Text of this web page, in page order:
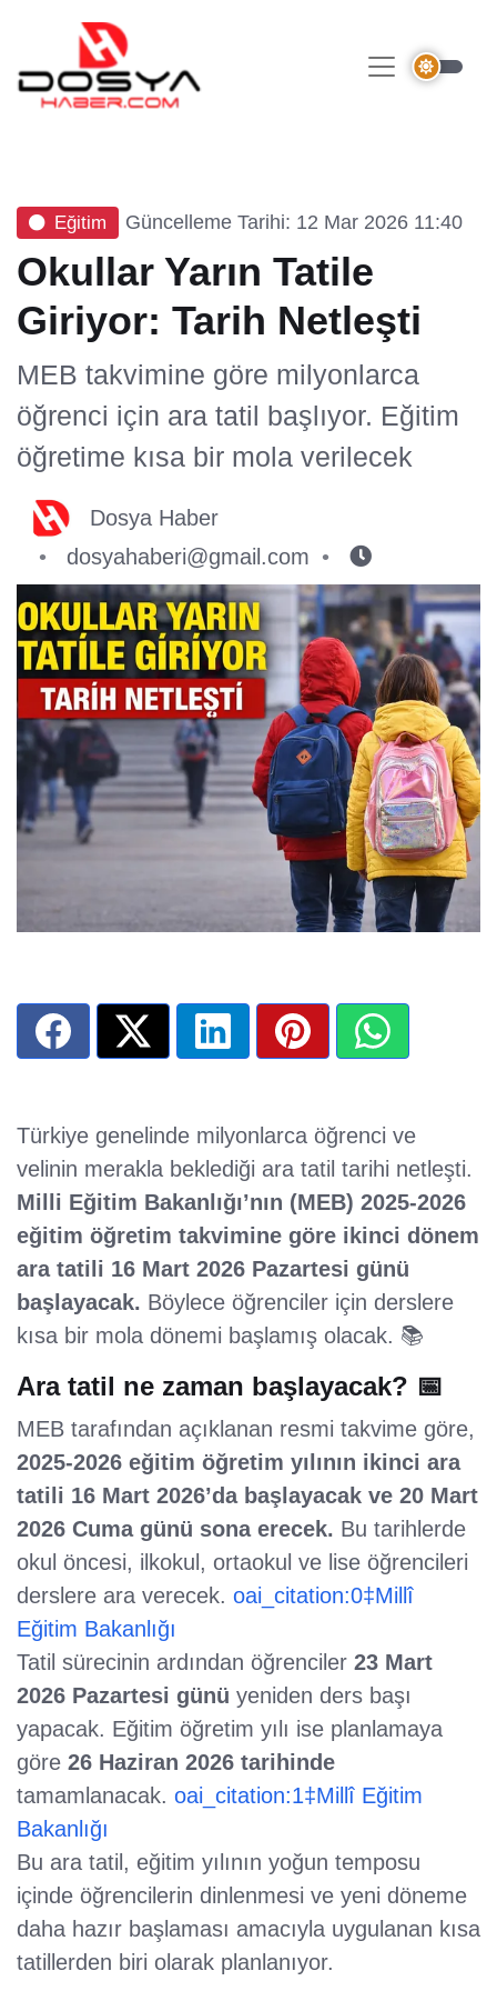
Eğitim Güncelleme Tarihi: 12 Mar 2026 11:40
Okullar Yarın Tatile
Giriyor: Tarih Netleşti
MEB takvimine göre milyonlarca
öğrenci için ara tatil başlıyor. Eğitim
öğretime kısa bir mola verilecek
Dosya Haber
dosyahaberi@gmail.com
Türkiye genelinde milyonlarca öğrenci ve
velinin merakla beklediği ara tatil tarihi netleşti.
Milli Eğitim Bakanlığı’nın (MEB) 2025-2026
eğitim öğretim takvimine göre ikinci dönem
ara tatili 16 Mart 2026 Pazartesi günü
başlayacak. Böylece öğrenciler için derslere
kısa bir mola dönemi başlamış olacak. 📚
Ara tatil ne zaman başlayacak? 📅
MEB tarafından açıklanan resmi takvime göre,
2025-2026 eğitim öğretim yılının ikinci ara
tatili 16 Mart 2026’da başlayacak ve 20 Mart
2026 Cuma günü sona erecek. Bu tarihlerde
okul öncesi, ilkokul, ortaokul ve lise öğrencileri
derslere ara verecek. oai_citation:0‡Millî
Eğitim Bakanlığı
Tatil sürecinin ardından öğrenciler 23 Mart
2026 Pazartesi günü yeniden ders başı
yapacak. Eğitim öğretim yılı ise planlamaya
göre 26 Haziran 2026 tarihinde
tamamlanacak. oai_citation:1‡Millî Eğitim
Bakanlığı
Bu ara tatil, eğitim yılının yoğun temposu
içinde öğrencilerin dinlenmesi ve yeni döneme
daha hazır başlaması amacıyla uygulanan kısa
tatillerden biri olarak planlanıyor.